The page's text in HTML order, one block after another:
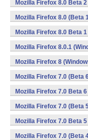
Mozilla Firefox 8.0 Beta
Mozilla Firefox 8.0 (Beta
Mozilla Firefox 8.0 Beta
Mozilla Firefox 8.0.1
Mozilla Firefox 8
Mozilla Firefox 7.0 (Beta
Mozilla Firefox 7.0 Beta
Mozilla Firefox 7.0 (Beta
Mozilla Firefox 7.0 Beta
Mozilla Firefox 7.0 (Beta